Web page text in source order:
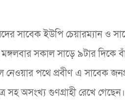
সাবেক ইউপি চেয়ারম্যান ও
সকাল সাড়ে ৯টার দিকে
পথে প্রবীণ এ সাবেক
সহ অসংখ্য গুণগ্রাহী রেখে